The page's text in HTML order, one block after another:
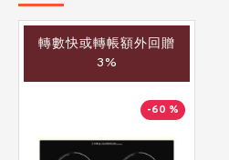
轉數快或轉帳額外回贈
3%
-60 %